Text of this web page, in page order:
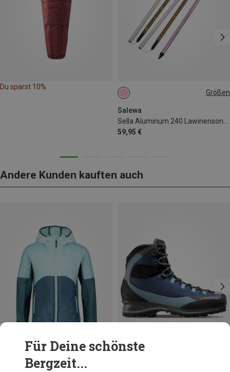
Du sparst 10%
Größen
Salewa
59,95 €
ONE SIZE
Andere Kunden kauften auch
Du sparst 39%
Für Deine schönste
Bergzeit...